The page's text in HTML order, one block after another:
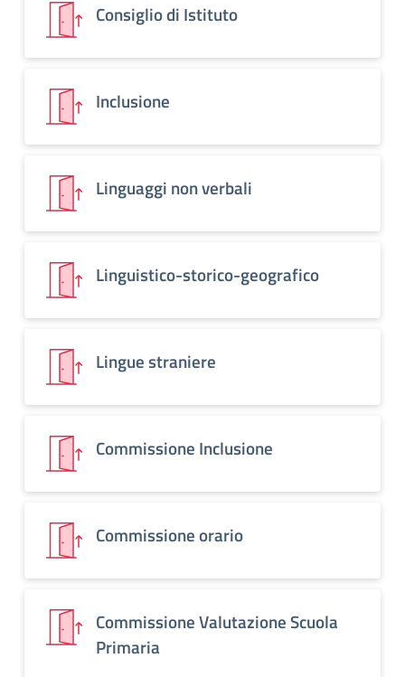
Consiglio di Istituto
Inclusione
Linguaggi non verbali
Linguistico-storico-geografico
Lingue straniere
Commissione Inclusione
Commissione orario
Commissione Valutazione Scuola
Primaria